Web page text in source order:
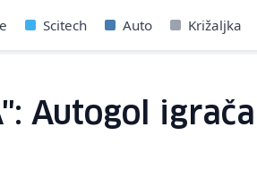
Scitech Auto Križaljka
Autogol